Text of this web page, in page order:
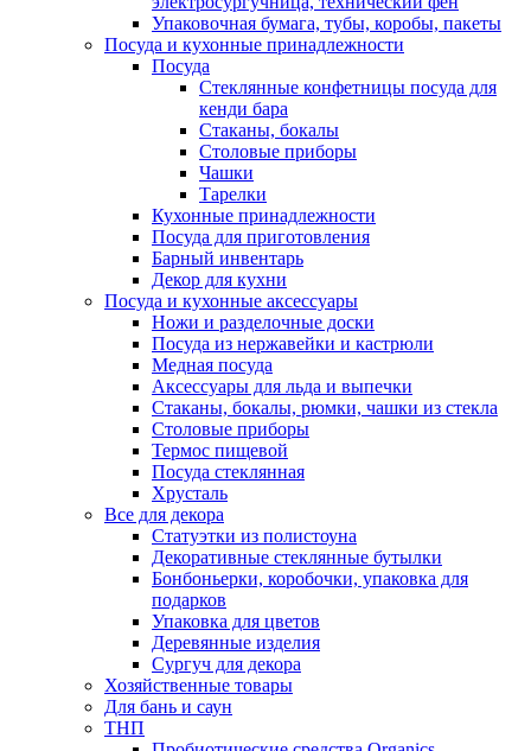
Упаковочная бумага, тубы, коробы, пакеты
Посуда и кухонные принадлежности
Посуда
Стеклянные конфетницы посуда для
кенди бара
Стаканы, бокалы
Столовые приборы
Чашки
Тарелки
Кухонные принадлежности
Посуда для приготовления
Барный инвентарь
Декор для кухни
Посуда и кухонные аксессуары
Ножи и разделочные доски
Посуда из нержавейки и кастрюли
Медная посуда
Аксессуары для льда и выпечки
Стаканы, бокалы, рюмки, чашки из стекла
Столовые приборы
Термос пищевой
Посуда стеклянная
Хрусталь
Все для декора
Статуэтки из полистоуна
Декоративные стеклянные бутылки
Бонбоньерки, коробочки, упаковка для
подарков
Упаковка для цветов
Деревянные изделия
Сургуч для декора
Хозяйственные товары
Для бань и саун
ТНП